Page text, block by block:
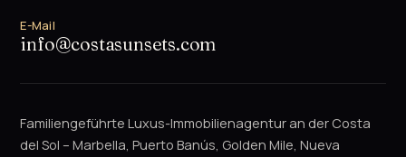
E-Mail
info@costasunsets.com
Familiengeführte Luxus-Immobilienagentur an der Costa
del Sol – Marbella, Puerto Banús, Golden Mile, Nueva